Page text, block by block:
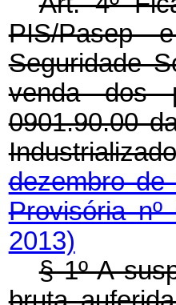
PIS/Pasep
Seguridade
venda dos
0901.90.00
dezembro
Provisória
2013)
§ 1º A